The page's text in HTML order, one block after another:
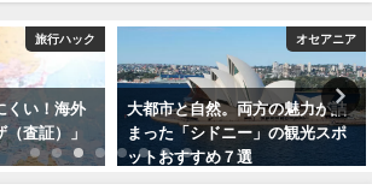
旅行ハック
くい！海外
査証）」
オセアニア
大都市と自然。両方の魅力が詰
まった「シドニー」の観光スポ
ットおすすめ７選